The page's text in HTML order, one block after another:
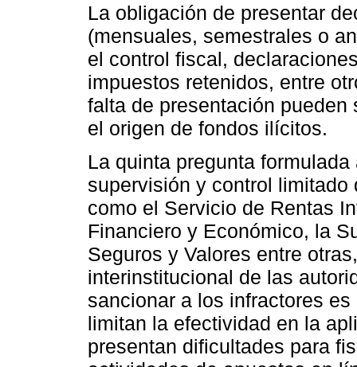
La obligación de presentar
(mensuales, semestrales o
el control fiscal,
impuestos retenidos, entre
falta de presentación
el origen de fondos ilícitos.
La quinta pregunta
supervisión y control
como el Servicio de Rentas
Financiero y Económico, la
Seguros y Valores entre
interinstitucional de las
sancionar a los infractores
limitan la efectividad en la
presentan dificultades para